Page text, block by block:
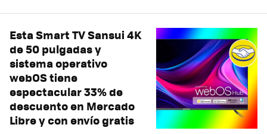
Esta Smart TV Sansui 4K
de 50 pulgadas y
sistema operativo
webOS tiene
espectacular 33% de
descuento en Mercado
Libre y con envío gratis